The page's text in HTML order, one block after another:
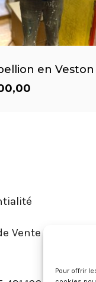
Pour offrir
en Veston
Vente